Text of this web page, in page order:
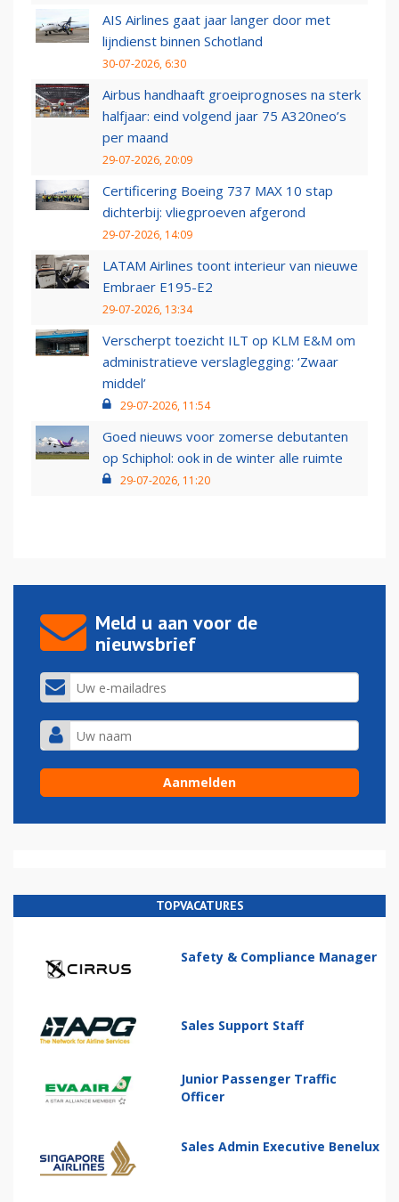
AIS Airlines gaat jaar langer door met
lijndienst binnen Schotland
30-07-2026, 6:30
Airbus handhaaft groeiprognoses na sterk
halfjaar: eind volgend jaar 75 A320neo’s
per maand
29-07-2026, 20:09
Certificering Boeing 737 MAX 10 stap
dichterbij: vliegproeven afgerond
29-07-2026, 14:09
LATAM Airlines toont interieur van nieuwe
Embraer E195-E2
29-07-2026, 13:34
Verscherpt toezicht ILT op KLM E&M om
administratieve verslaglegging: ‘Zwaar
middel’
29-07-2026, 11:54
Goed nieuws voor zomerse debutanten
op Schiphol: ook in de winter alle ruimte
29-07-2026, 11:20
Meld u aan voor de
nieuwsbrief
TOPVACATURES
Safety & Compliance Manager
Sales Support Staff
Junior Passenger Traffic
Officer
Sales Admin Executive Benelux